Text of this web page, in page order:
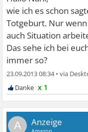
wie ich es schon
Totgeburt. Nur
auch Situation
Das sehe ich bei
immer so?
23.09.2013 08:34•
x 1
A